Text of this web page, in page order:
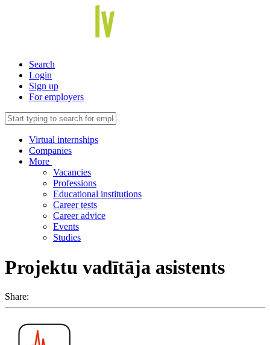
Search
Login
Sign up
For employers
Virtual internships
Companies
More
Vacancies
Professions
Educational institutions
Career tests
Career advice
Events
Studies
Projektu vadītāja asistents
Share: